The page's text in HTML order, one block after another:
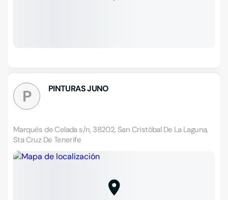
P PINTURAS JUNO
Marqués de Celada s/n, 38202, San Cristóbal De La Laguna,
Sta Cruz De Tenerife